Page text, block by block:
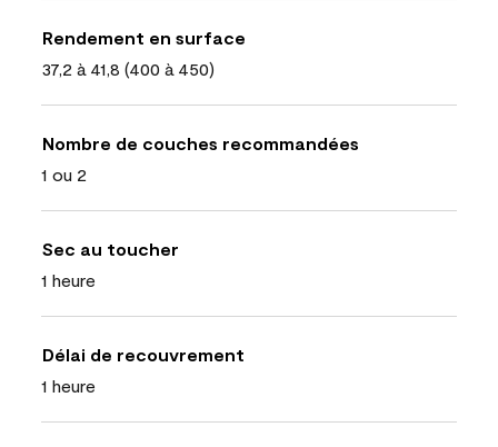
Rendement en surface
37,2 à 41,8 (400 à 450)
Nombre de couches recommandées
1 ou 2
Sec au toucher
1 heure
Délai de recouvrement
1 heure